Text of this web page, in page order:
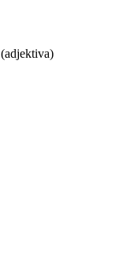
(adjektiva)